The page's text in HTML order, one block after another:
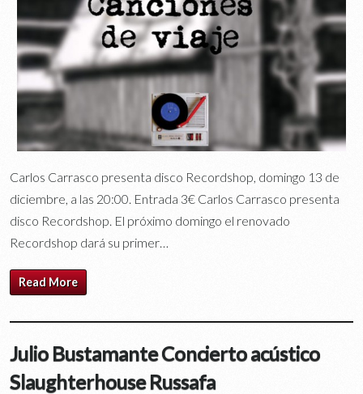
Carlos Carrasco presenta disco Recordshop, domingo 13 de
diciembre, a las 20:00. Entrada 3€ Carlos Carrasco presenta
disco Recordshop. El próximo domingo el renovado
Recordshop dará su primer…
Read More
Julio Bustamante Concierto acústico
Slaughterhouse Russafa